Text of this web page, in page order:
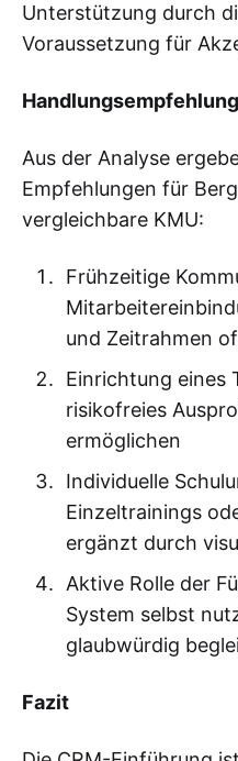
Unterstützung durch
Voraussetzung für
Aus der Analyse
Empfehlungen für
vergleichbare KMU:
Frühzeitige
und Zeitrahmen
Einrichtung eines
risikofreies
ermöglichen
Individuelle
Einzeltrainings
ergänzt durch
Aktive Rolle der
System selbst
glaubwürdig
Fazit